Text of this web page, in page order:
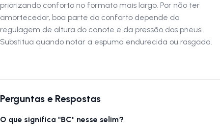
priorizando conforto no formato mais largo. Por não ter
amortecedor, boa parte do conforto depende da
regulagem de altura do canote e da pressão dos pneus.
Substitua quando notar a espuma endurecida ou rasgada.
Perguntas e Respostas
O que significa "BC" nesse selim?